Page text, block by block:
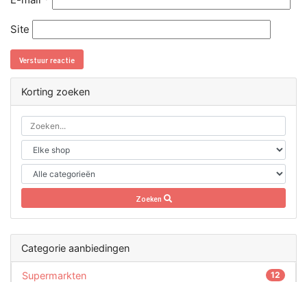
Site
Korting zoeken
Zoeken
Categorie aanbiedingen
Supermarkten 12